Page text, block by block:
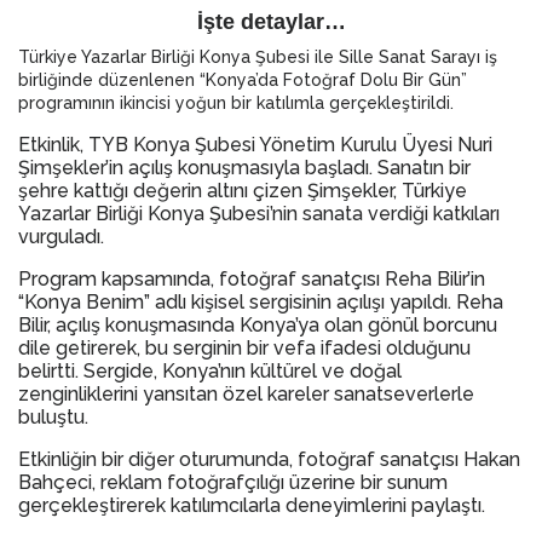
İşte detaylar…
Türkiye Yazarlar Birliği Konya Şubesi ile Sille Sanat Sarayı iş
birliğinde düzenlenen “Konya’da Fotoğraf Dolu Bir Gün”
programının ikincisi yoğun bir katılımla gerçekleştirildi.
Etkinlik, TYB Konya Şubesi Yönetim Kurulu Üyesi Nuri
Şimşekler’in açılış konuşmasıyla başladı. Sanatın bir
şehre kattığı değerin altını çizen Şimşekler, Türkiye
Yazarlar Birliği Konya Şubesi’nin sanata verdiği katkıları
vurguladı.
Program kapsamında, fotoğraf sanatçısı Reha Bilir’in
“Konya Benim” adlı kişisel sergisinin açılışı yapıldı. Reha
Bilir, açılış konuşmasında Konya’ya olan gönül borcunu
dile getirerek, bu serginin bir vefa ifadesi olduğunu
belirtti. Sergide, Konya’nın kültürel ve doğal
zenginliklerini yansıtan özel kareler sanatseverlerle
buluştu.
Etkinliğin bir diğer oturumunda, fotoğraf sanatçısı Hakan
Bahçeci, reklam fotoğrafçılığı üzerine bir sunum
gerçekleştirerek katılımcılarla deneyimlerini paylaştı.